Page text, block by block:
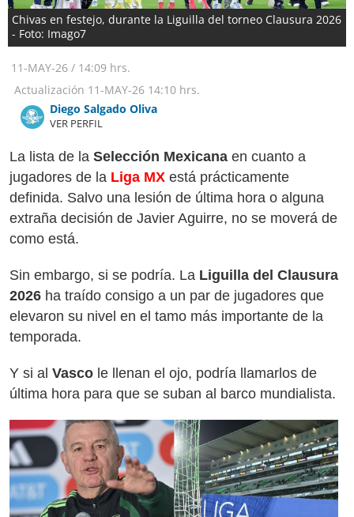
Chivas en festejo, durante la Liguilla del torneo Clausura 2026
- Foto: Imago7
11-MAY-26 / 14:09 hrs.
Actualización 11-MAY-26 14:10 hrs.
Diego Salgado Oliva
VER PERFIL
La lista de la Selección Mexicana en cuanto a
jugadores de la Liga MX está prácticamente
definida. Salvo una lesión de última hora o alguna
extraña decisión de Javier Aguirre, no se moverá de
como está.
Sin embargo, si se podría. La Liguilla del Clausura
2026 ha traído consigo a un par de jugadores que
elevaron su nivel en el tamo más importante de la
temporada.
Y si al Vasco le llenan el ojo, podría llamarlos de
última hora para que se suban al barco mundialista.